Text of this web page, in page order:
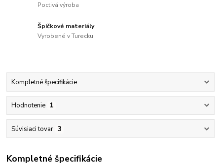
Poctivá výroba
Špičkové materiály
Vyrobené v Turecku
Kompletné špecifikácie
Hodnotenie 1
Súvisiaci tovar 3
Kompletné špecifikácie